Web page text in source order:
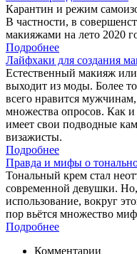
Карантин и режим
В частности, в
макияжами на лето 2020
Подробнее
Лайфхаки для создания
Естественный макияж
выходит из моды. Более
всего нравится
множества опросов. Как
имеет свои подводные
визажисты.
Подробнее
Правда и мифы о
Тональный крем стал
современной девушки.
использование, вокруг
пор вьётся множество
Подробнее
Комментарии